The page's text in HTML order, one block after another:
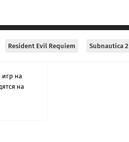
Resident Evil Requiem Subnautica 2
игр на
на